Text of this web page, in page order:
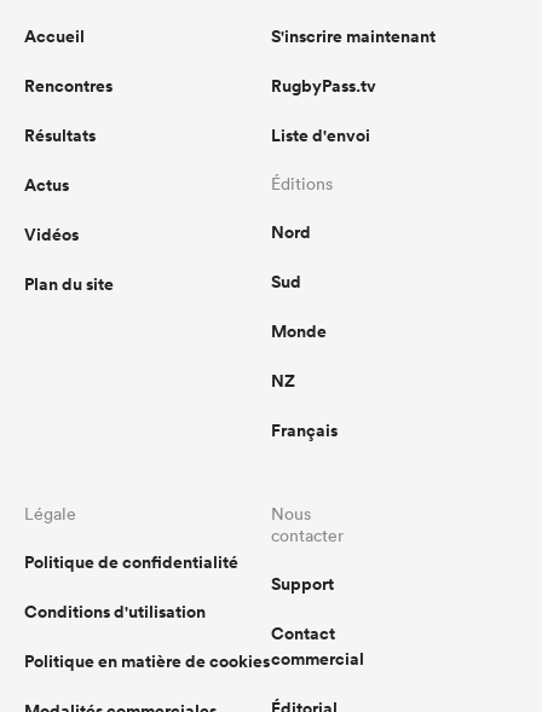
Accueil
Rencontres
Résultats
Actus
Vidéos
Plan du site
S'inscrire maintenant
RugbyPass.tv
Liste d'envoi
Éditions
Nord
Sud
Monde
NZ
Français
Légale
Politique de confidentialité
Conditions d'utilisation
Politique en matière de cookies
Nous
contacter
Support
Contact
commercial